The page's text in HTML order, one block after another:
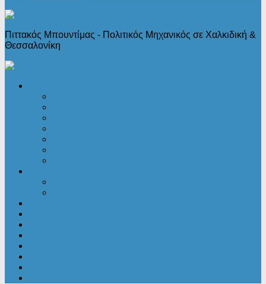
Πιττακός Μπουντίμας - Πολιτικός Μηχανικός σε Χαλκιδική &
Θεσσαλονίκη